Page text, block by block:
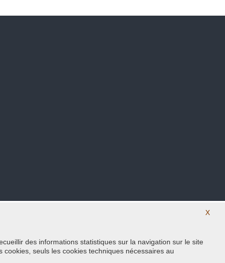
Suivez nous sur nos réseaux sociaux
X
des informations statistiques sur la navigation sur le site
seuls les cookies techniques nécessaires au